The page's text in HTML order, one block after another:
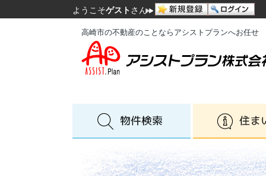
ようこそゲスト さん
高崎市の不動産のことならアシストプランへお任せ